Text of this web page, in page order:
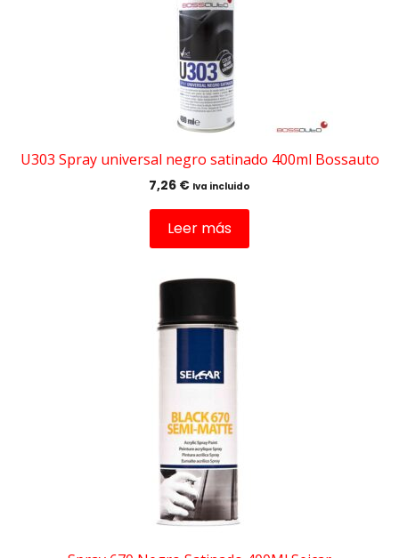
U303 Spray universal negro satinado 400ml Bossauto
7,26 € Iva incluido
Leer más